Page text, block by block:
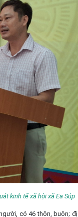
kinh tế xã hội xã Ea Súp
có 46 thôn, buôn;